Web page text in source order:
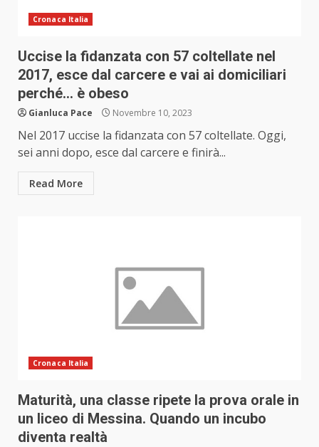
Cronaca Italia
Uccise la fidanzata con 57 coltellate nel
2017, esce dal carcere e vai ai domiciliari
perché… è obeso
Gianluca Pace Novembre 10, 2023
Nel 2017 uccise la fidanzata con 57 coltellate. Oggi,
sei anni dopo, esce dal carcere e finirà...
Read More
Cronaca Italia
Maturità, una classe ripete la prova orale in
un liceo di Messina. Quando un incubo
diventa realtà